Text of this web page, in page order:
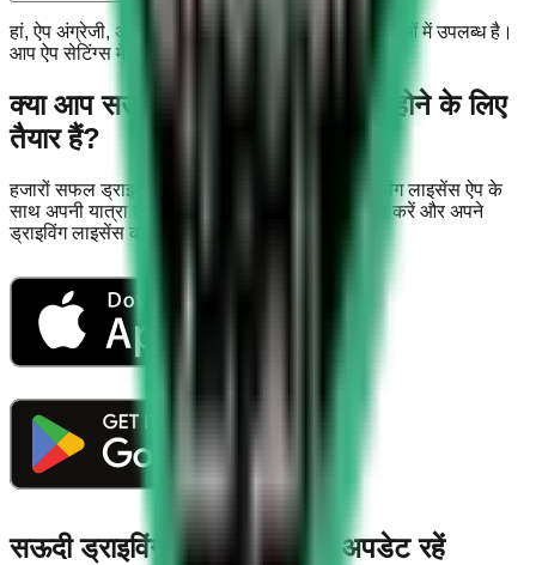
हां, ऐप अंग्रेजी, अरबी, उर्दू, हिंदी और बंगाली सहित कई भाषाओं में उपलब्ध है।
आप ऐप सेटिंग्स में आसानी से भाषा बदल सकते हैं।
क्या आप सऊदी दल्लाह टेस्ट में सफल होने के लिए
तैयार हैं?
हजारों सफल ड्राइवरों में शामिल हों जिन्होंने सऊदी ड्राइविंग लाइसेंस ऐप के
साथ अपनी यात्रा शुरू की। आज ही हमारा ऐप डाउनलोड करें और अपने
ड्राइविंग लाइसेंस की ओर पहला कदम बढ़ाएं!
सऊदी ड्राइविंग लाइसेंस के साथ अपडेट रहें